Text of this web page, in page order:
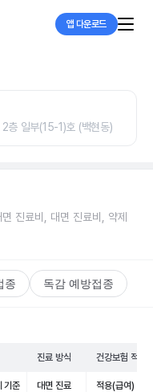
앱 다운로드
층 일부(15-1)호 (백현동)
진료비, 대면 진료비, 약제
종 독감 예방접종
진료 방식 건강보험 적용
준 대면 진료 적용(급여)